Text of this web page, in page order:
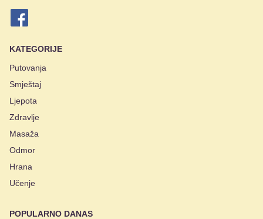
KATEGORIJE
Putovanja
Smještaj
Ljepota
Zdravlje
Masaža
Odmor
Hrana
Učenje
POPULARNO DANAS